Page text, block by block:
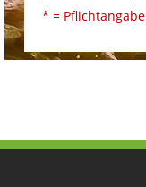
* = Pflichtangabe